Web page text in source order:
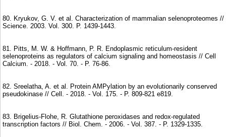
80. Kryukov, G. V. et al. Characterization of mammalian selenoproteomes //
Science. 2003. Vol. 300. P. 1439-1443.
81. Pitts, M. W. & Hoffmann, P. R. Endoplasmic reticulum-resident
selenoproteins as regulators of calcium signaling and homeostasis // Cell
Calcium. - 2018. - Vol. 70. - P. 76-86.
82. Sreelatha, A. et al. Protein AMPylation by an evolutionarily conserved
pseudokinase // Cell. - 2018. - Vol. 175. - P. 809-821 e819.
83. Brigelius-Flohe, R. Glutathione peroxidases and redox-regulated
transcription factors // Biol. Chem. - 2006. - Vol. 387. - P. 1329-1335.